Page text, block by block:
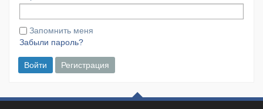
Запомнить меня
Забыли пароль?
Войти Регистрация